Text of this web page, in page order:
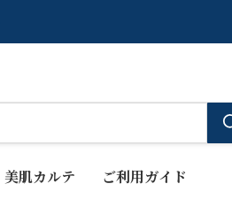
美肌カルテ ご利用ガイド